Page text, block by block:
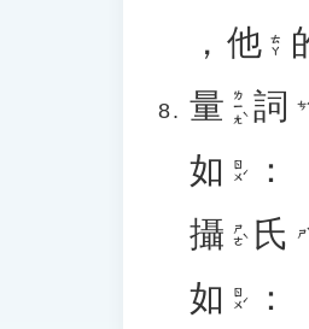
， 他 ㄊㄚ
量 ㄌㄧㄤˋ 詞 ㄘˊ
如 ㄖㄨˊ ：
攝 ㄕㄜˋ 氏 ㄕˋ
如 ㄖㄨˊ ：